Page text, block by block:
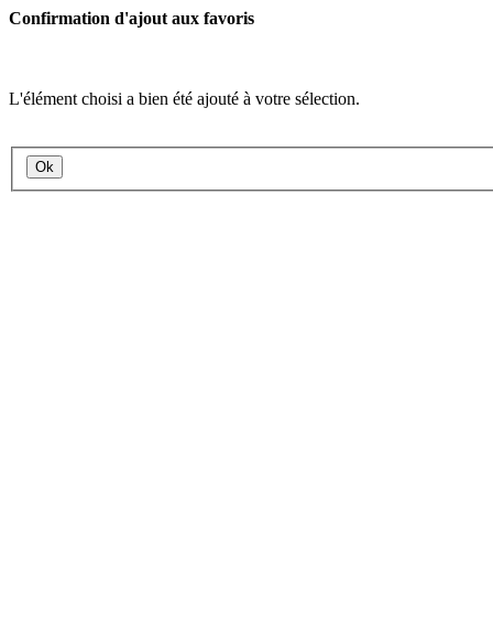
Confirmation d'ajout aux favoris
L'élément choisi a bien été ajouté à votre sélection.